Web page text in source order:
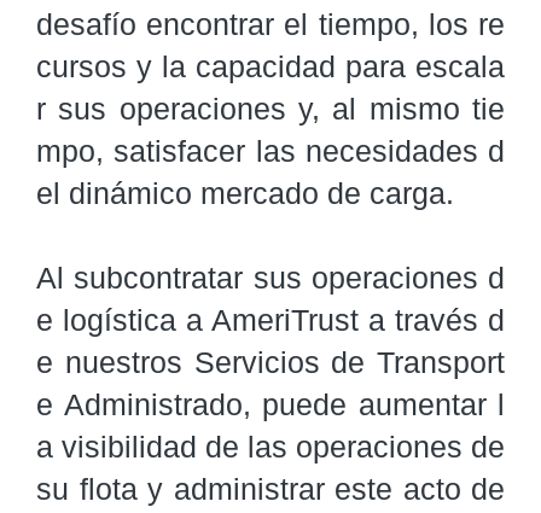
desafío encontrar el tiempo, los re
cursos y la capacidad para escala
r sus operaciones y, al mismo tie
mpo, satisfacer las necesidades d
el dinámico mercado de carga.
Al subcontratar sus operaciones d
e logística a AmeriTrust a través d
e nuestros Servicios de Transport
e Administrado, puede aumentar l
a visibilidad de las operaciones de
su flota y administrar este acto de